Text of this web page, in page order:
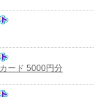
ード 5000円分